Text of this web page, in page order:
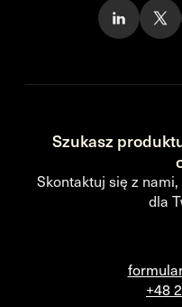
Szukasz
Skontaktuj się z
dla
+48